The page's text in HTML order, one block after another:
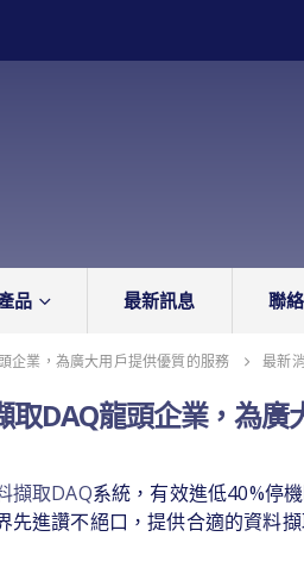
品 最新訊息 聯
企業，為廣大用戶提供優質的服務 最新
取DAQ龍頭企業，為廣
擷取DAQ系統，有效進低40%停
先進讚不絕口，提供合適的資料